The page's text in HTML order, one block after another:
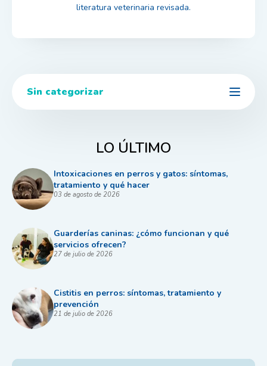
literatura veterinaria revisada.
Sin categorizar
LO ÚLTIMO
Intoxicaciones en perros y gatos: síntomas,
tratamiento y qué hacer
03 de agosto de 2026
Guarderías caninas: ¿cómo funcionan y qué
servicios ofrecen?
27 de julio de 2026
Cistitis en perros: síntomas, tratamiento y
prevención
21 de julio de 2026